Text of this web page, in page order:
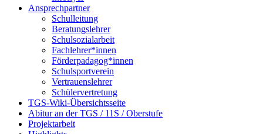
Ansprechpartner
Schulleitung
Beratungslehrer
Schulsozialarbeit
Fachlehrer*innen
Förderpadagog*innen
Schulsportverein
Vertrauenslehrer
Schülervertretung
TGS-Wiki-Übersichtsseite
Abitur an der TGS / 11S / Oberstufe
Projektarbeit